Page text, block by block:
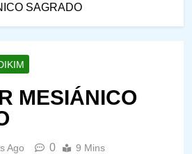
SAGRADO
MESIÁNICO
Ago 0 9 Mins